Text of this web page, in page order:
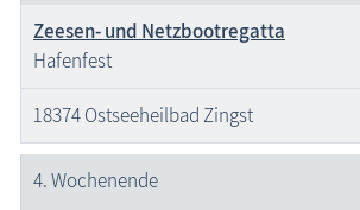
Zeesen- und Netzbootregatta
Hafenfest
18374 Ostseeheilbad Zingst
4. Wochenende